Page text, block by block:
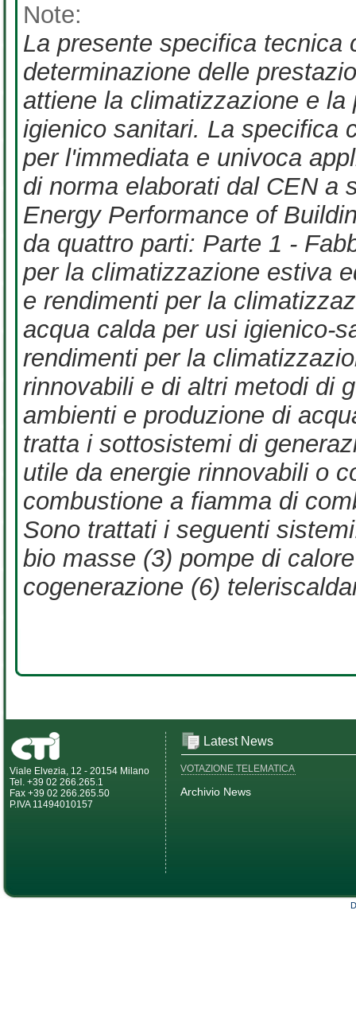
Note:
La presente specifica tecnica
determinazione delle
attiene la climatizzazione e
igienico sanitari. La specifica
per l'immediata e univoca
di norma elaborati dal CEN a
Energy Performance of
da quattro parti: Parte 1 -
per la climatizzazione estiva
e rendimenti per la
acqua calda per usi igienico-
rendimenti per la
rinnovabili e di altri metodi di
ambienti e produzione di
tratta i sottosistemi di
utile da energie rinnovabili o
combustione a fiamma di
Sono trattati i seguenti
bio masse (3) pompe di
cogenerazione (6)
Viale Elvezia, 12 - 20154 Milano
Tel. +39 02 266.265.1
Fax +39 02 266.265.50
P.IVA 11494010157
Latest News
VOTAZIONE TELEMATICA
Archivio News